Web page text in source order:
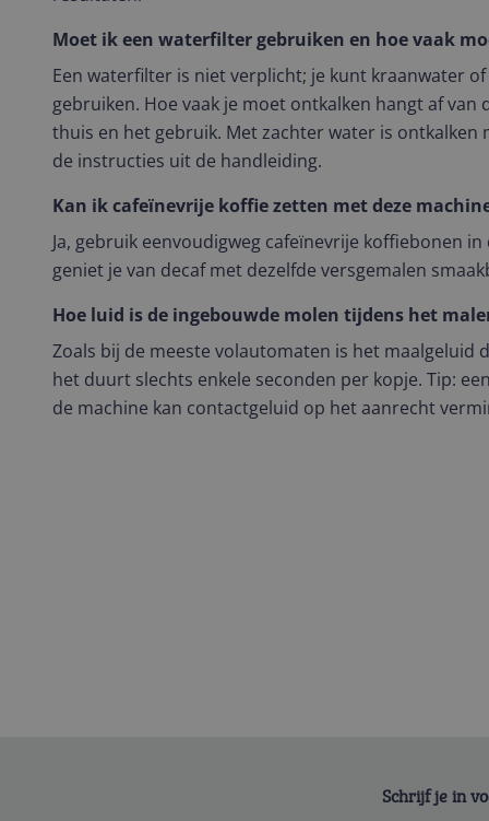
Moet ik een waterfilter gebruiken en hoe vaak
Een waterfilter is niet verplicht; je kunt kraanwater
gebruiken. Hoe vaak je moet ontkalken hangt af
thuis en het gebruik. Met zachter water is ontkalken
de instructies uit de handleiding.
Kan ik cafeïnevrije koffie zetten met deze
Ja, gebruik eenvoudigweg cafeïnevrije koffiebonen
geniet je van decaf met dezelfde versgemalen
Hoe luid is de ingebouwde molen tijdens het
Zoals bij de meeste volautomaten is het maalgeluid
het duurt slechts enkele seconden per kopje. Tip:
de machine kan contactgeluid op het aanrecht
Schrijf je in